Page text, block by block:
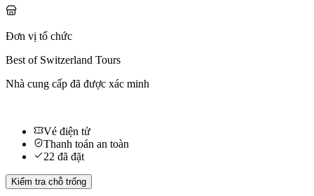
Đơn vị tổ chức
Best of Switzerland Tours
Nhà cung cấp đã được xác minh
Vé điện tử
Thanh toán an toàn
22 đã đặt
Kiểm tra chỗ trống